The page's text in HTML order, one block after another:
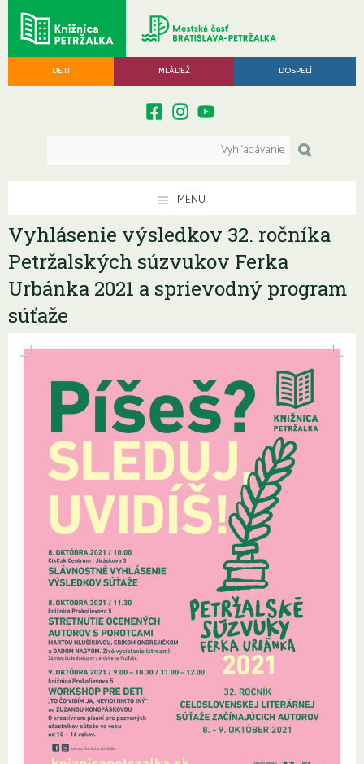
DETI MLÁDEŽ DOSPELÍ
MENU
Vyhlásenie výsledkov 32. ročníka
Petržalských súzvukov Ferka
Urbánka 2021 a sprievodný program
súťaže